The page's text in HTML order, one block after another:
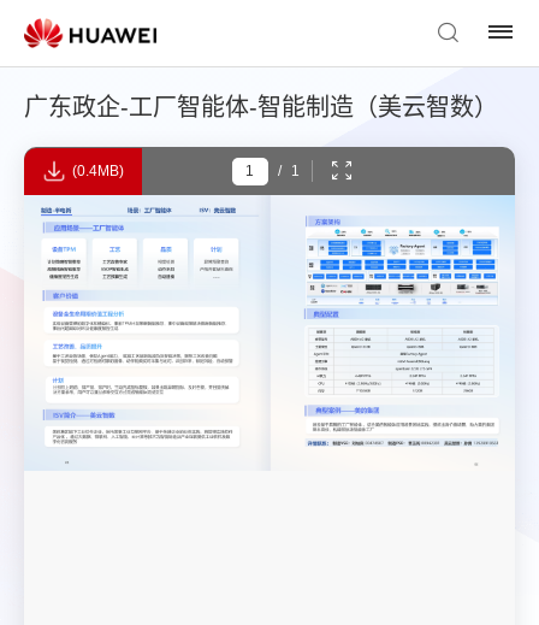
广东政企-工厂智能体-智能制造（美云智数）
(0.4MB) / 1